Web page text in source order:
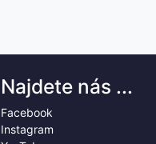
Najdete nás ...
Facebook
Instagram